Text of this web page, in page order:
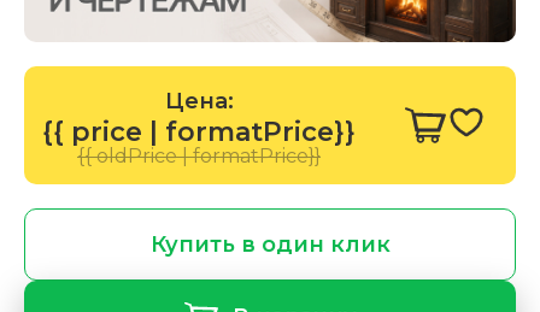
Цена:
{{ price | formatPrice}}
{{ oldPrice | formatPrice}}
Купить в один клик